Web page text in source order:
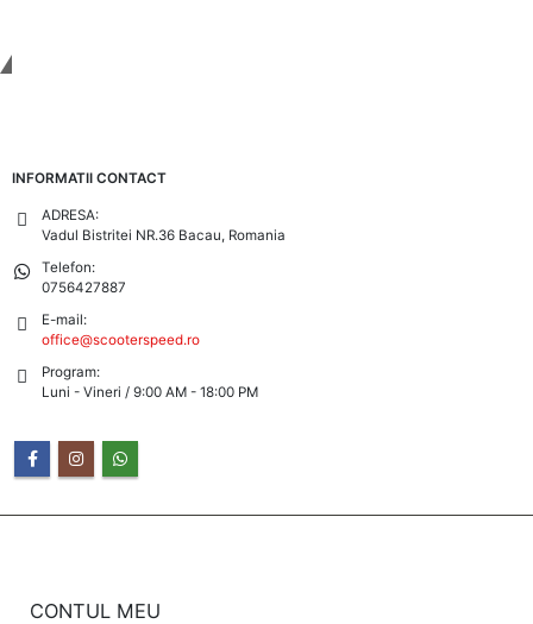
INFORMATII CONTACT
ADRESA:
Vadul Bistritei NR.36 Bacau, Romania
Telefon:
0756427887
E-mail:
office@scooterspeed.ro
Program:
Luni - Vineri / 9:00 AM - 18:00 PM
CONTUL MEU